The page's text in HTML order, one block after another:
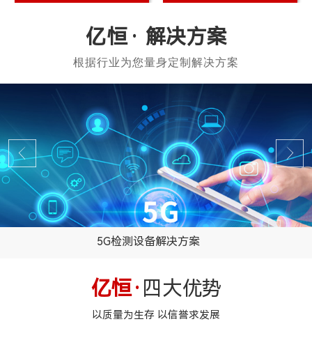
解决方案
5G检测设备解决方案
亿恒· 四大优势
以质量为生存 以信誉求发展